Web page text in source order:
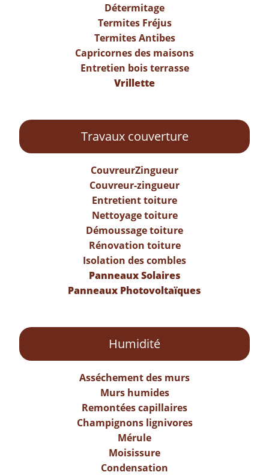
Détermitage
Termites Fréjus
Termites Antibes
Capricornes des maisons
Entretien bois terrasse
Vrillette
Travaux couverture
CouvreurZingueur
Couvreur-zingueur
Entretient toiture
Nettoyage toiture
Démoussage toiture
Rénovation toiture
Isolation des combles
Panneaux Solaires
Panneaux Photovoltaïques
Humidité
Asséchement des murs
Murs humides
Remontées capillaires
Champignons lignivores
Mérule
Moisissure
Condensation